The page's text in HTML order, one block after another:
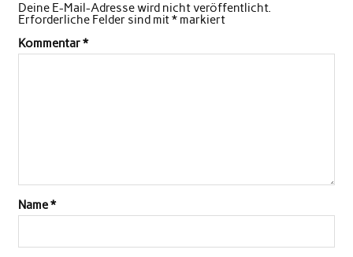
Deine E-Mail-Adresse wird nicht veröffentlicht.
Erforderliche Felder sind mit*markiert
Kommentar*
Name*